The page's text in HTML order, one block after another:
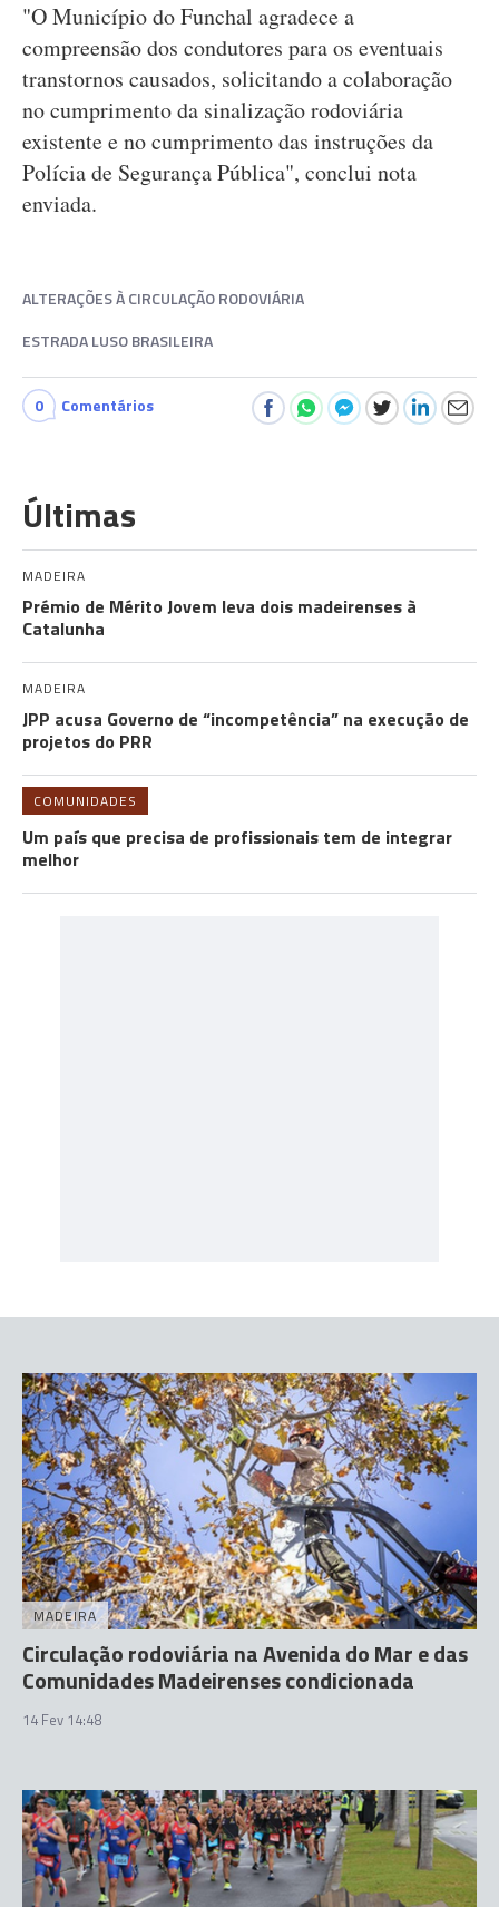
"O Município do Funchal agradece a
compreensão dos condutores para os eventuais
transtornos causados, solicitando a colaboração
no cumprimento da sinalização rodoviária
existente e no cumprimento das instruções da
Polícia de Segurança Pública", conclui nota
enviada.
ALTERAÇÕES À CIRCULAÇÃO RODOVIÁRIA
ESTRADA LUSO BRASILEIRA
0 Comentários
Últimas
MADEIRA
Prémio de Mérito Jovem leva dois madeirenses à
Catalunha
MADEIRA
JPP acusa Governo de “incompetência” na execução de
projetos do PRR
COMUNIDADES
Um país que precisa de profissionais tem de integrar
melhor
MADEIRA
Circulação rodoviária na Avenida do Mar e das
Comunidades Madeirenses condicionada
14 Fev 14:48